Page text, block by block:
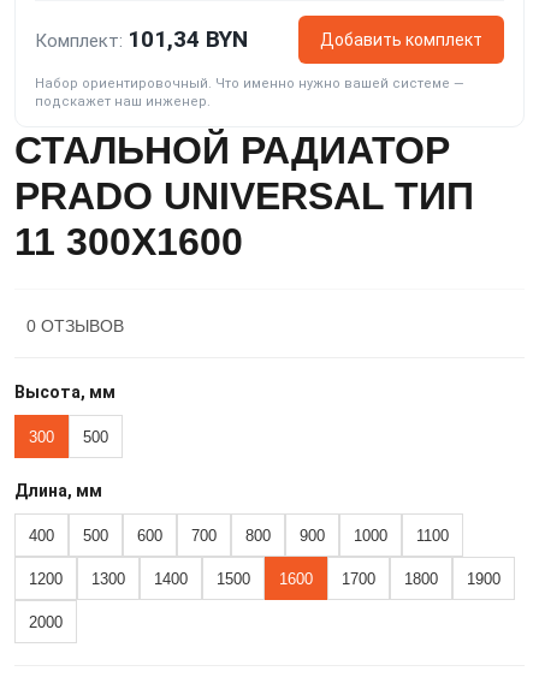
Комплект: 101,34 BYN Добавить комплект
Набор ориентировочный. Что именно нужно вашей системе —
подскажет наш инженер.
СТАЛЬНОЙ РАДИАТОР
PRADO UNIVERSAL ТИП
11 300X1600
0 ОТЗЫВОВ
Высота, мм
300 500
Длина, мм
400 500 600 700 800 900 1000 1100
1200 1300 1400 1500 1600 1700 1800 1900
2000